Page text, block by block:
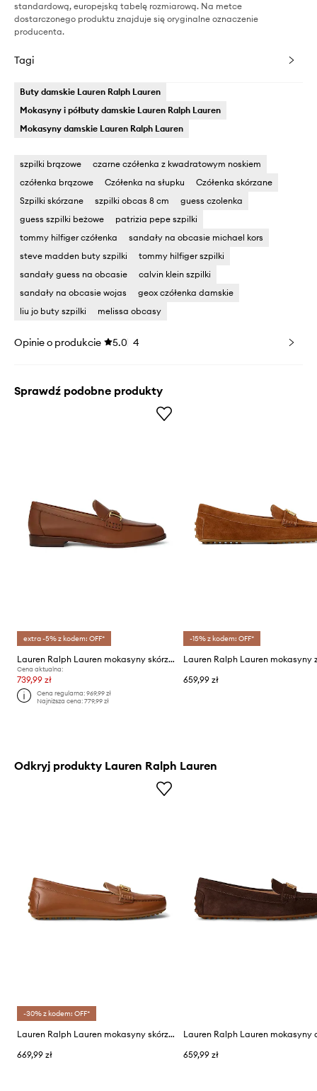
standardową, europejską tabelę rozmiarową. Na metce
dostarczonego produktu znajduje się oryginalne oznaczenie
producenta.
Tagi
Buty damskie Lauren Ralph Lauren
Mokasyny i półbuty damskie Lauren Ralph Lauren
Mokasyny damskie Lauren Ralph Lauren
szpilki brązowe
czarne czółenka z kwadratowym noskiem
czółenka brązowe
Czółenka na słupku
Czółenka skórzane
Szpilki skórzane
szpilki obcas 8 cm
guess czolenka
guess szpilki beżowe
patrizia pepe szpilki
tommy hilfiger czółenka
sandały na obcasie michael kors
steve madden buty szpilki
tommy hilfiger szpilki
sandały guess na obcasie
calvin klein szpilki
sandały na obcasie wojas
geox czółenka damskie
liu jo buty szpilki
melissa obcasy
Opinie o produkcie 5.0 4
Sprawdź podobne produkty
extra -5% z kodem: OFF*
Lauren Ralph Lauren mokasyny skórzane Tasha Loafer
Cena aktualna:
739,99 zł
Cena regularna:969,99 zł
Najniższa cena:779,99 zł
-15% z kodem: OFF*
659,99 zł
Odkryj produkty Lauren Ralph Lauren
-30% z kodem: OFF*
Lauren Ralph Lauren mokasyny skórzane Barnsbury
669,99 zł
659,99 zł